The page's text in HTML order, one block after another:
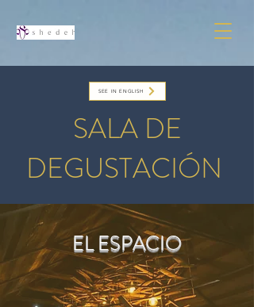
SEE IN ENGLISH
SALA DE
DEGUSTACIÓN
EL ESPACIO